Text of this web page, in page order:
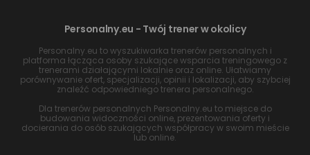
Personalny.eu - Twój trener w okolicy
Personalny.eu to wyszukiwarka trenerów personalnych i
platforma łącząca osoby szukające wsparcia treningowego z
trenerami działającymi lokalnie oraz online. Ułatwiamy
porównywanie ofert, specjalizacji, opinii i lokalizacji, aby szybciej
znaleźć odpowiedniego trenera personalnego.
Dla trenerów personalnych Personalny.eu to miejsce do
budowania widoczności online, prezentowania oferty i
docierania do osób szukających współpracy w swoim mieście
lub online.